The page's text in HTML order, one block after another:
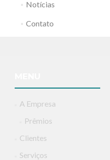
Notícias
Contato
A Empresa
Prêmios
Clientes
Serviços